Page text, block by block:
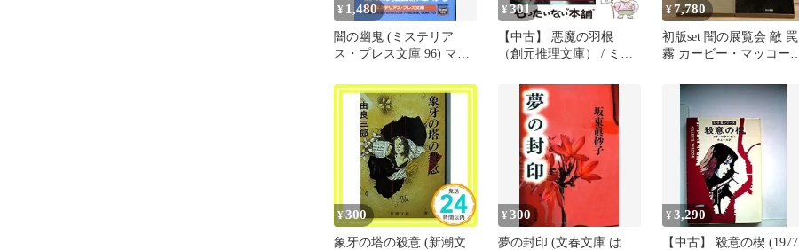
¥ 1,480
闇の幽鬼 (ミステリア
ス・プレス文庫 96) マイ
¥ 301
【中古】 悪魔の羽根
（創元推理文庫） / ミネ
川 裕子 / 東京創元社
¥7,780
初版set 闇の展覧会 敵 罠
霧 カービー・マッコーリ
¥300
象牙の塔の殺意 (新潮文
¥300
夢の封印 (文春文庫 は
¥3,290
【中古】 殺意の楔 (1977